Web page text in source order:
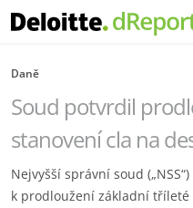
Daně
Soud potvrdil
stanovení cla na
Nejvyšší správní soud
k prodloužení základní